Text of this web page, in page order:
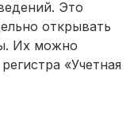
Это
открывать
Их можно
«Учетная